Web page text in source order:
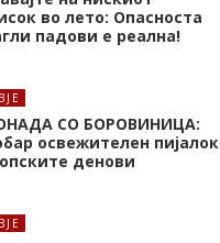
во лето: Опасноста
падови е реална!
СО БОРОВИНИЦА:
освежителен пијалок
денови